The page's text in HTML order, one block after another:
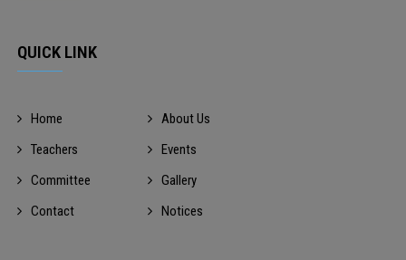
QUICK LINK
Home
About Us
Teachers
Events
Committee
Gallery
Contact
Notices